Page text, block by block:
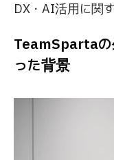
DX・AI活用に関
TeamSparta
った背景